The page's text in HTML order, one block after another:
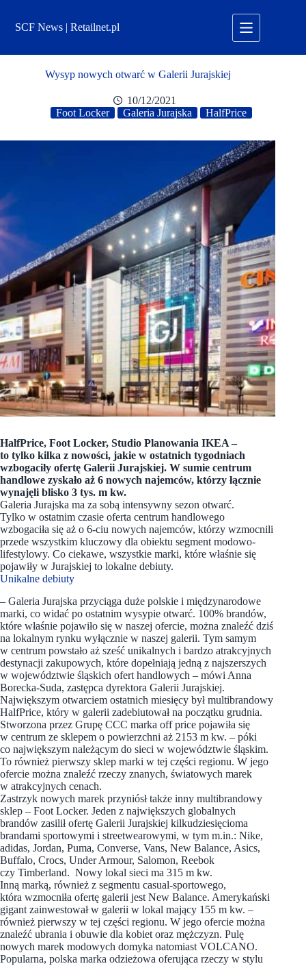
treściSCF News | Retailnet.pl
Wysyp nowych otwarć w Galerii Jurajskiej
10/12/2021
Foot Locker
Galeria Jurajska HalfPrice
HalfPrice, Foot Locker, Studio Planowania IKEA –
to tylko kilka z nowości, jakie w ostatnich tygodniach
wzbogaciły ofertę Galerii Jurajskiej. W sumie centrum
handlowe zyskało aż 6 nowych najemców, którzy łącznie
wynajęli blisko 3 tys. m kw.
Galeria Jurajska ma za sobą intensywny sezon otwarć.
Tylko w ostatnim czasie oferta centrum handlowego
wzbogaciła się aż o 6-ciu nowych najemców, którzy wzmocnili
przede wszystkim kluczowy dla obiektu segment modowo-
lifestylowy. Co ciekawe, wszystkie marki, które właśnie się
pojawiły w Jurajskiej to lokalne debiuty.
Unikalne debiuty
– Galeria Jurajska przyciąga duże polskie i międzynarodowe
marki, co widać po ostatnim wysypie otwarć. 100% brandów,
które właśnie pojawiło się w naszej ofercie, można znaleźć dziś
na lokalnym rynku wyłącznie w naszej galerii. Tym samym
w centrum powstało aż sześć unikalnych i bardzo atrakcyjnych
destynacji zakupowych, które dopełniają jedną z najszerszych
w województwie śląskich ofert handlowych – mówi Anna
Borecka-Suda, zastępca dyrektora Galerii Jurajskiej.
Największym otwarciem ostatnich miesięcy był multibrandowy
HalfPrice, który w galerii zadebiutował na początku grudnia.
Stworzona przez Grupę CCC marka off price pojawiła się
w centrum ze sklepem o powierzchni aż 2153 m kw. – póki
co największym należącym do sieci w województwie śląskim.
To również pierwszy sklep marki w tej części regionu. W jego
ofercie można znaleźć rzeczy znanych, światowych marek
w atrakcyjnych cenach.
Zastrzyk nowych marek przyniósł także inny multibrandowy
sklep – Foot Locker. Jeden z największych globalnych
brandów zasilił ofertę Galerii Jurajskiej kilkudziesięcioma
brandami sportowymi i streetwearowymi, w tym m.in.: Nike,
adidas, Jordan, Puma, Converse, Vans, New Balance, Asics,
Buffalo, Crocs, Under Armour, Salomon, Reebok
czy Timberland. Nowy lokal sieci ma 315 m kw.
Inną marką, również z segmentu casual-sportowego,
która wzmocniła ofertę galerii jest New Balance. Amerykański
gigant zainwestował w galerii w lokal mający 155 m kw. –
również pierwszy w tej części regionu. W jego ofercie można
znaleźć ubrania i obuwie dla kobiet oraz mężczyzn. Pulę
nowych marek modowych domyka natomiast VOLCANO.
Popularna, polska marka odzieżowa oferująca rzeczy w stylu